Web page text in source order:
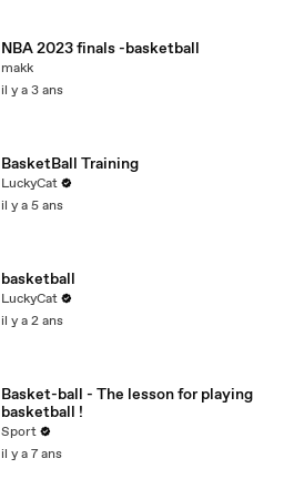
NBA 2023 finals -basketball
makk
il y a 3 ans
BasketBall Training
LuckyCat
il y a 5 ans
basketball
LuckyCat
il y a 2 ans
Basket-ball - The lesson for playing
basketball !
Sport
il y a 7 ans